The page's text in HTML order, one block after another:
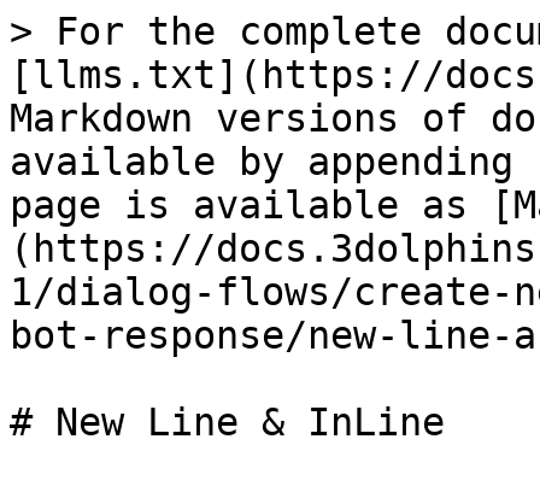
> For the complete
[llms.txt](https://
Markdown versions of
available by
page is available as
(https://
1/dialog-flows/create-
bot-response/new-
# New Line & InLine